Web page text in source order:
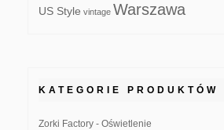
US Style vintage Warszawa
KATEGORIE PRODUKTÓW
Zorki Factory - Oświetlenie